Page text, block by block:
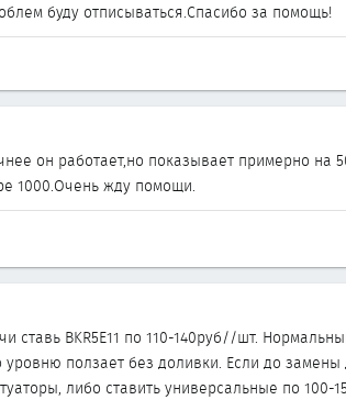
буду отписываться.Спасибо за помощь!
он работает,но показывает примерно на
1000.Очень жду помощи.
ставь BKR5E11 по 110-140руб//шт.
ползает без доливки. Если до
либо ставить универсальные по